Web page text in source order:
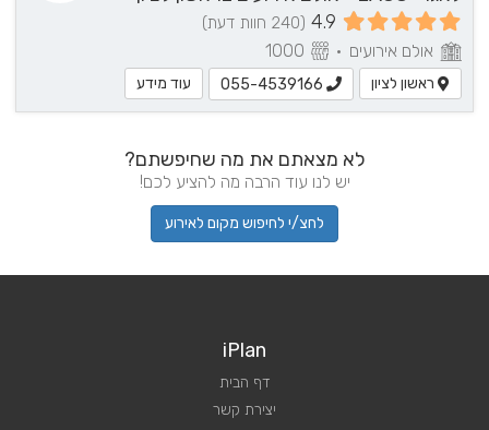
4.9 (240 חוות דעת)
אולם אירועים •
ראשון לציון 055-4539166 עוד מידע
לא מצאתם את מה שחיפשתם?
יש לנו עוד הרבה מה להציע לכם!
לחצ/י לחיפוש מקום לאירוע
iPlan
דף הבית
יצירת קשר